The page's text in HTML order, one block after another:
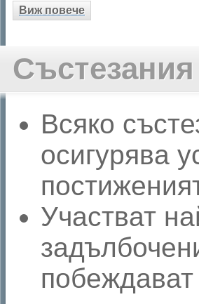
Виж повече
Състезания
Всяко
осигурява
Участват